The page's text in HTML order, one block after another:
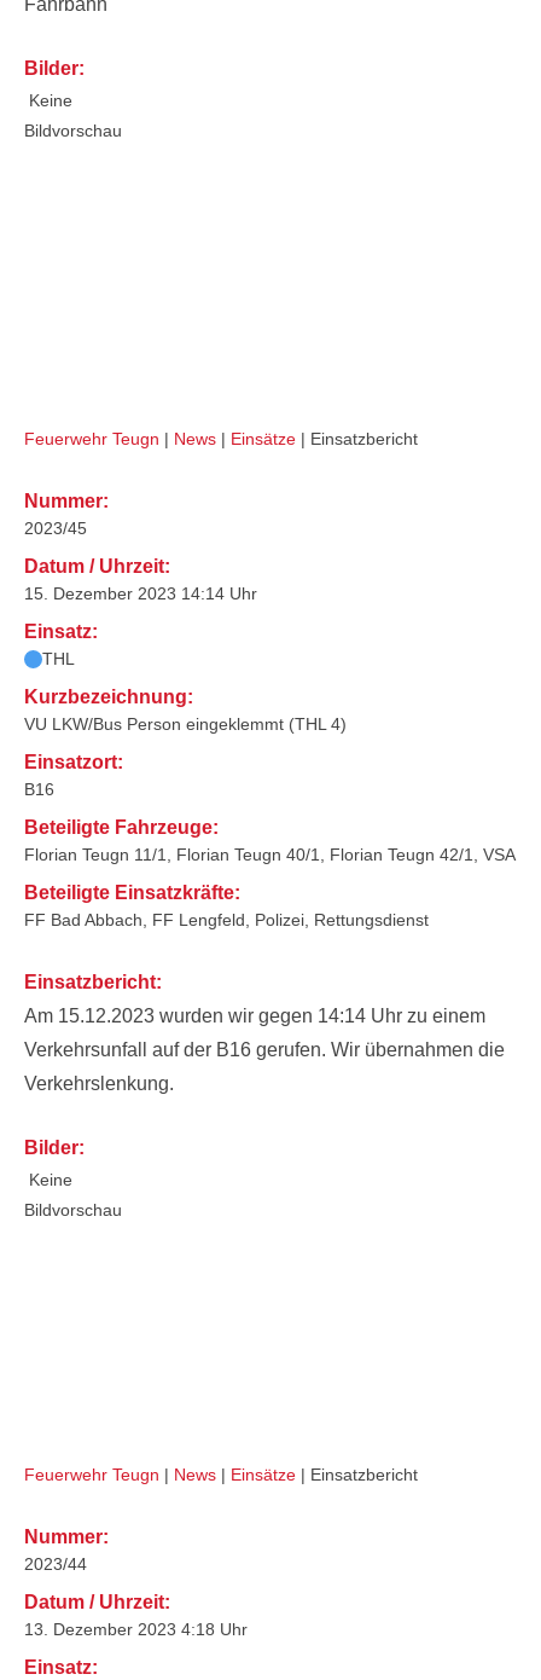
Fahrbahn
Bilder:
Keine
Bildvorschau
Feuerwehr Teugn | News | Einsätze | Einsatzbericht
Nummer:
2023/45
Datum / Uhrzeit:
15. Dezember 2023 14:14 Uhr
Einsatz:
THL
Kurzbezeichnung:
VU LKW/Bus Person eingeklemmt (THL 4)
Einsatzort:
B16
Beteiligte Fahrzeuge:
Florian Teugn 11/1, Florian Teugn 40/1, Florian Teugn 42/1, VSA
Beteiligte Einsatzkräfte:
FF Bad Abbach, FF Lengfeld, Polizei, Rettungsdienst
Einsatzbericht:
Am 15.12.2023 wurden wir gegen 14:14 Uhr zu einem
Verkehrsunfall auf der B16 gerufen. Wir übernahmen die
Verkehrslenkung.
Bilder:
Keine
Bildvorschau
Feuerwehr Teugn | News | Einsätze | Einsatzbericht
Nummer:
2023/44
Datum / Uhrzeit:
13. Dezember 2023 4:18 Uhr
Einsatz: